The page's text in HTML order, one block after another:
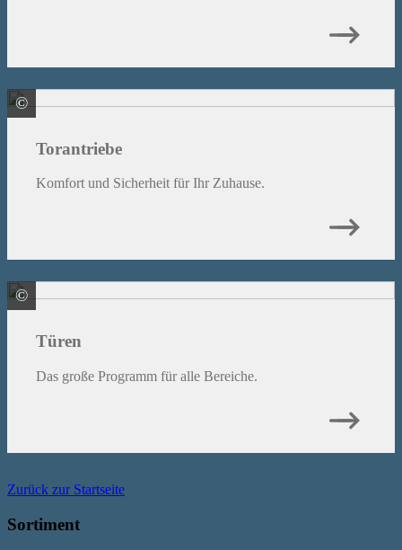
© HÖRMANN KG Verkaufsgesellschaft
Torantriebe
Komfort und Sicherheit für Ihr Zuhause.
© HÖRMANN KG Verkaufsgesellschaft
Türen
Das große Programm für alle Bereiche.
Zurück zur Startseite
Sortiment